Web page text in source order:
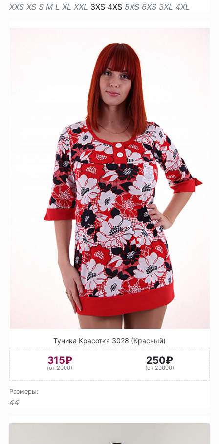
XXS XS S M L XL XXL 3XS 4XS 5XS 6XS 3XL 4XL
Туника Красотка 3028 (Красный)
315₽
(от 2000)
250₽
(от 20000)
Размеры:
44